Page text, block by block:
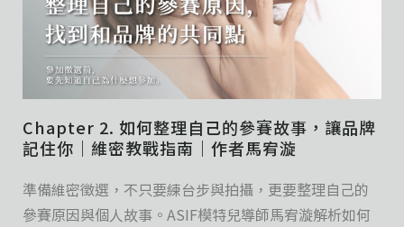
Chapter 2. 如何整理自己的參賽故事，讓品牌
記住你｜維密教戰指南｜作者馬宥漩
準備維密徵選，不只要練台步與拍攝，更要整理自己的
參賽原因與個人故事。ASIF模特兒導師馬宥漩解析如何